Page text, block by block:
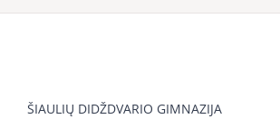
ŠIAULIŲ DIDŽDVARIO GIMNAZIJA